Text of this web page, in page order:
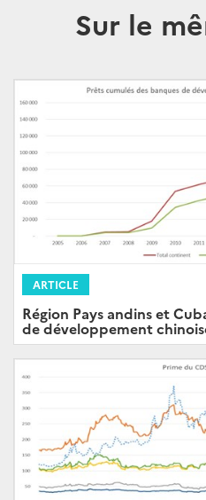
Sur le
ARTICLE
Région Pays andins et
de développement